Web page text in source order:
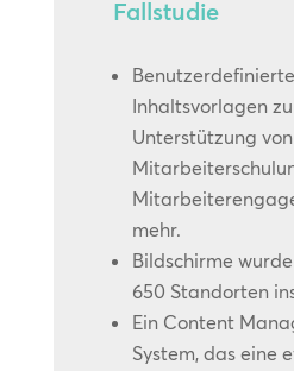
Fallstudie
Benutzerdefinierte
Inhaltsvorlagen
Unterstützung von
mehr.
Bildschirme
650 Standorten
Ein Content
System, das eine